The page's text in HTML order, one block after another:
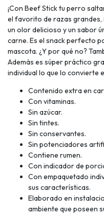
¡Con Beef Stick tu perro
el favorito de razas grandes,
un olor delicioso y un sabor
carne. Es el snack perfecto
mascota. ¿Y por qué no?
Además es súper práctico
individual lo que lo convierte
Contenido extra en
Con vitaminas.
Sin azúcar.
Sin tintes.
Sin conservantes.
Sin potenciadores
Contiene rumen.
Con indicador de
Con empaquetado
sus características.
Elaborado en
ambiente que poseen